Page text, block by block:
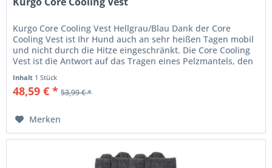
Kurgo Core Cooling Vest Hellgrau/Blau Dank der Core
Cooling Vest ist Ihr Hund auch an sehr heißen Tagen mobil
und nicht durch die Hitze eingeschränkt. Die Core Cooling
Vest ist die Antwort auf das Tragen eines Pelzmantels, den
Inhalt 1 Stück
48,59 € * 53,99 € *
Merken